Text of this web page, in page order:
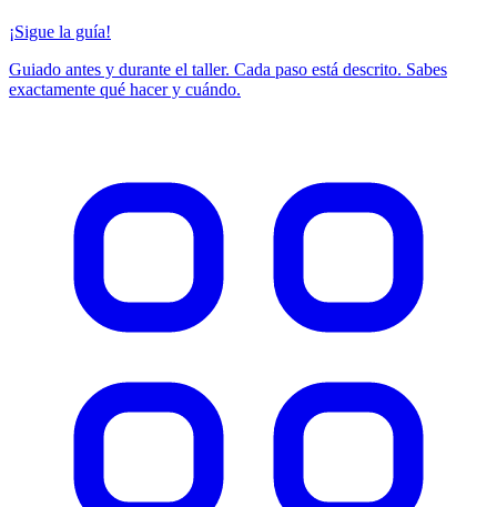
¡Sigue la guía!
Guiado antes y durante el taller. Cada paso está descrito. Sabes
exactamente qué hacer y cuándo.